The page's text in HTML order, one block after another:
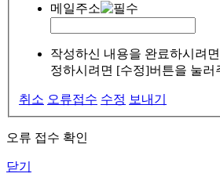
메일주소
작성하신 내용을 완료하시려
정하시려면 [수정]버튼을 눌러
취소 오류접수 수정 보내기
오류 접수 확인
닫기